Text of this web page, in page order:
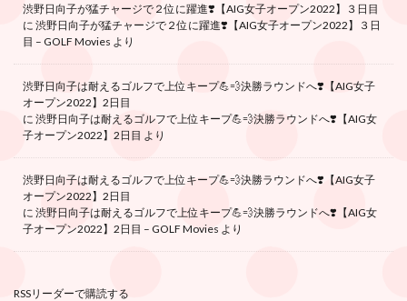
渋野日向子が猛チャージで２位に躍進❣️【AIG女子オープン2022】３日目
に 渋野日向子が猛チャージで２位に躍進❣️【AIG女子オープン2022】３日
目 – GOLF Movies より
渋野日向子は耐えるゴルフで上位キープ💪💨決勝ラウンドへ❣️【AIG女子
オープン2022】2日目
に 渋野日向子は耐えるゴルフで上位キープ💪💨決勝ラウンドへ❣️【AIG女
子オープン2022】2日目 より
渋野日向子は耐えるゴルフで上位キープ💪💨決勝ラウンドへ❣️【AIG女子
オープン2022】2日目
に 渋野日向子は耐えるゴルフで上位キープ💪💨決勝ラウンドへ❣️【AIG女
子オープン2022】2日目 – GOLF Movies より
RSSリーダーで購読する